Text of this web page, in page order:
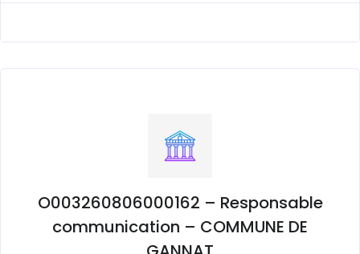
O003260806000162 – Responsable
communication – COMMUNE DE